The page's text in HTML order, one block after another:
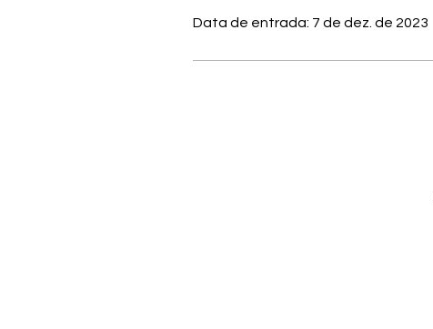
Data de entrada: 7 de dez. de 2023